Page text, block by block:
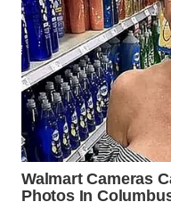
NIAS
WN
LANGKAT
WN
TAPANULI
SELATAN